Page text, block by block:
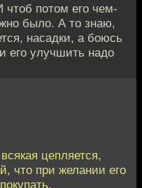
потом его чем-
было. А то знаю,
насадки, а боюсь
его улучшить надо
цепляется,
что при желании его